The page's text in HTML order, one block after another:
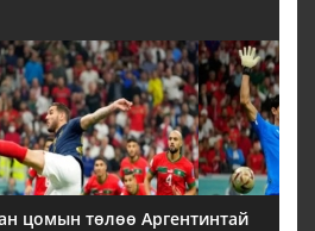
цомын төлөө Аргентинтай